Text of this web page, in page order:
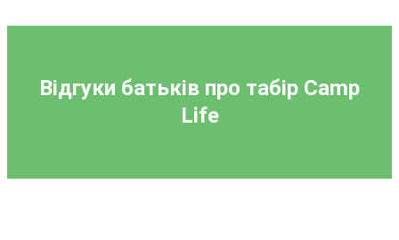
Відгуки батьків про табір Camp
Life